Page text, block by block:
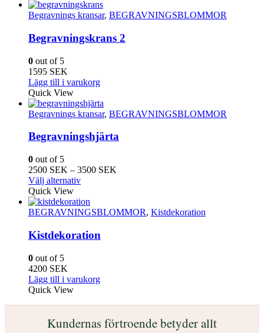
Begravnings kransar, BEGRAVNINGSBLOMMOR
Begravningskrans 2
0 out of 5
1595 SEK
Lägg till i varukorg
Quick View
Begravnings kransar, BEGRAVNINGSBLOMMOR
Begravningshjärta
0 out of 5
2500 SEK – 3500 SEK
3500
Välj alternativDen
produkten
har
varianter.
De
kan
väljas
produktsidan
Quick View
BEGRAVNINGSBLOMMOR, Kistdekoration
Kistdekoration
0 out of 5
4200 SEK
Lägg till i varukorg
Quick View
Kundernas förtroende betyder allt